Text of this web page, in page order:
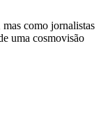
como jornalistas
uma cosmovisão